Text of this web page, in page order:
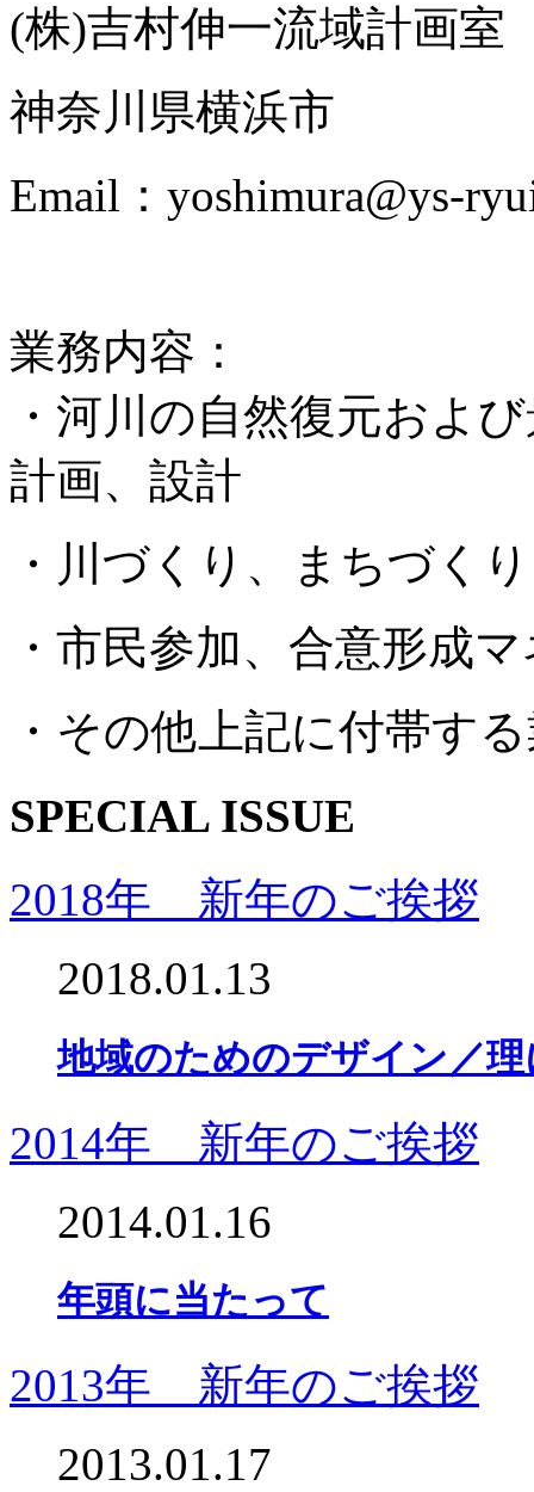
(株)吉村伸一流域計画室
神奈川県横浜市
Email：yoshimura@ys-
業務内容：
・河川の自然復元およ
計画、設計
・川づくり、まちづく
・市民参加、合意形成
・その他上記に付帯す
SPECIAL ISSUE
2018年 新年のご挨拶
2018.01.13
地域のためのデザイン／
2014年 新年のご挨拶
2014.01.16
年頭に当たって
2013年 新年のご挨拶
2013.01.17